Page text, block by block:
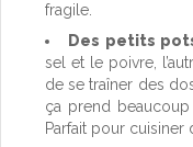
fragile.
Des petits
sel et le poivre,
de se traîner des
ça prend
Parfait pour cuisiner